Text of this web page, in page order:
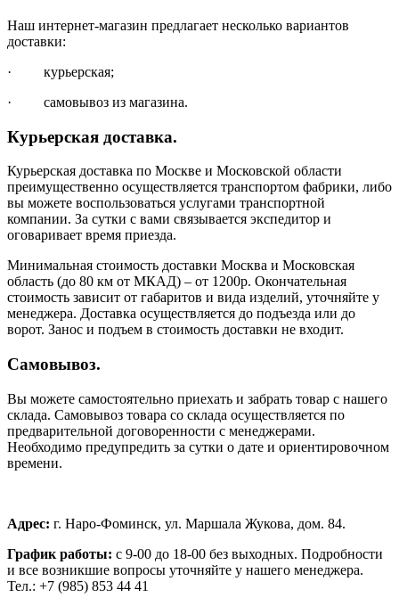
Наш интернет-магазин предлагает несколько вариантов
доставки:
· курьерская;
· самовывоз из магазина.
Курьерская доставка.
Курьерская доставка по Москве и Московской области
преимущественно осуществляется транспортом фабрики, либо
вы можете воспользоваться услугами транспортной
компании. За сутки с вами связывается экспедитор и
оговаривает время приезда.
Минимальная стоимость доставки Москва и Московская
область (до 80 км от МКАД) – от 1200р. Окончательная
стоимость зависит от габаритов и вида изделий, уточняйте у
менеджера. Доставка осуществляется до подъезда или до
ворот. Занос и подъем в стоимость доставки не входит.
Самовывоз.
Вы можете самостоятельно приехать и забрать товар с нашего
склада. Самовывоз товара со склада осуществляется по
предварительной договоренности с менеджерами.
Необходимо предупредить за сутки о дате и ориентировочном
времени.
Адрес: г. Наро-Фоминск, ул. Маршала Жукова, дом. 84.
График работы: с 9-00 до 18-00 без выходных. Подробности
и все возникшие вопросы уточняйте у нашего менеджера.
Тел.: +7 (985) 853 44 41